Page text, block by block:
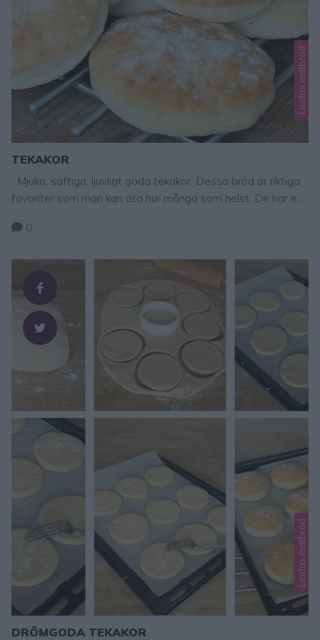
Lindas matbröd
TEKAKOR
Mjuka, saftiga, ljuvligt goda tekakor. Dessa bröd är riktiga
favoriter som man kan äta hur många som helst. De har en
gå att byta ut mot vatten, men då blir de lite segare i
0
Lindas matbröd
DRÖMGODA TEKAKOR